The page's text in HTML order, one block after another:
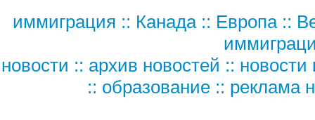
иммиграция :: Канада:: Европа::
новости :: архив новостей :: новости
:: образование :: реклама